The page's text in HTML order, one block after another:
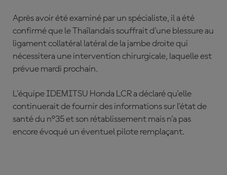
Après avoir été examiné par un spécialiste, il a été
confirmé que le Thaïlandais souffrait d'une blessure au
ligament collatéral latéral de la jambe droite qui
nécessitera une intervention chirurgicale, laquelle est
prévue mardi prochain.
L'équipe IDEMITSU Honda LCR a déclaré qu'elle
continuerait de fournir des informations sur l'état de
santé du n°35 et son rétablissement mais n'a pas
encore évoqué un éventuel pilote remplaçant.